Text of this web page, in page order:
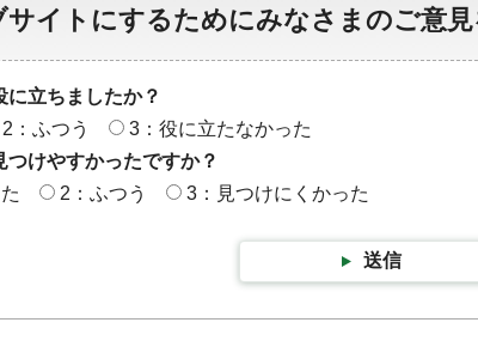
サイトにするためにみなさまのご意
に立ちましたか？
2：ふつう
3：役に立たなかった
つけやすかったですか？
2：ふつう 3：見つけにくかった
送信